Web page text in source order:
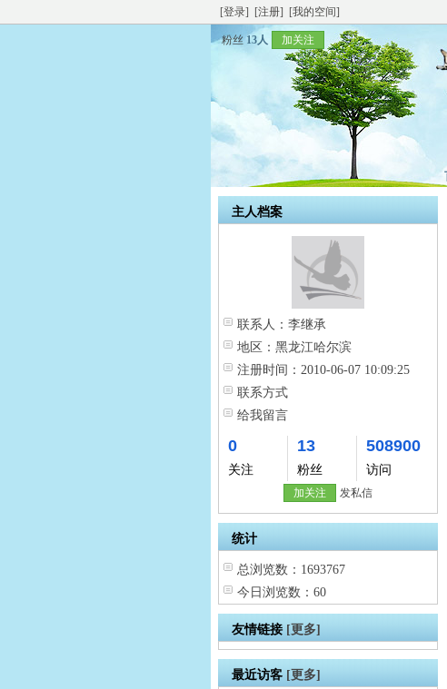
[登录] [注册] [我的空间]
粉丝 13人 加关注
主人档案
联系人： 李继承
地区： 黑龙江哈尔滨
注册时间： 2010-06-07 10:09:25
联系方式
给我留言
0
关注
13
粉丝
508900
访问
加关注 发私信
统计
总浏览数：1693767
今日浏览数：60
友情链接 [更多]
最近访客 [更多]